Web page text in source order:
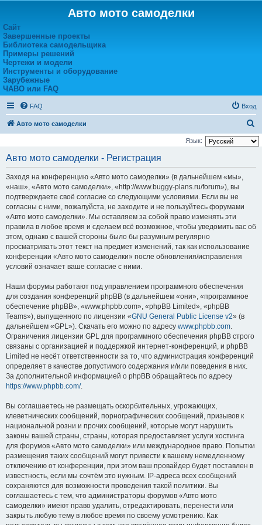
Авто мото самоделки
Сайт
Завершенные проекты
Библиотека самодельщика
Примеры решений
Чертежи и модели
Инструменты и оборудование
Зарубежные
ЧАВО или FAQ
FAQ Вход
Авто мото самоделки
о
Язык:
Авто мото самоделки - Регистрация
Заходя на конференцию «Авто мото самоделки» (в дальнейшем «мы»,
«наш», «Авто мото самоделки», «http://www.buggy-plans.ru/forum»), вы
подтверждаете своё согласие со следующими условиями. Если вы не
согласны с ними, пожалуйста, не заходите и не пользуйтесь форумами
«Авто мото самоделки». Мы оставляем за собой право изменять эти
правила в любое время и сделаем всё возможное, чтобы уведомить вас об
этом, однако с вашей стороны было бы разумным регулярно
просматривать этот текст на предмет изменений, так как использование
конференции «Авто мото самоделки» после обновления/исправления
условий означает ваше согласие с ними.
Наши форумы работают под управлением программного обеспечения
для создания конференций phpBB (в дальнейшем «они», «программное
обеспечение phpBB», «www.phpbb.com», «phpBB Limited», «phpBB
Teams»), выпущенного по лицензии «GNU General Public License v2» (в
дальнейшем «GPL»). Скачать его можно по адресу www.phpbb.com.
Ограничения лицензии GPL для программного обеспечения phpBB строго
связаны с организацией и поддержкой интернет-конференций, и phpBB
Limited не несёт ответственности за то, что администрация конференций
определяет в качестве допустимого содержания и/или поведения в них.
За дополнительной информацией о phpBB обращайтесь по адресу
https://www.phpbb.com/.
Вы соглашаетесь не размещать оскорбительных, угрожающих,
клеветнических сообщений, порнографических сообщений, призывов к
национальной розни и прочих сообщений, которые могут нарушить
законы вашей страны, страны, которая предоставляет услуги хостинга
для форумов «Авто мото самоделки» или международное право. Попытки
размещения таких сообщений могут привести к вашему немедленному
отключению от конференции, при этом ваш провайдер будет поставлен в
известность, если мы сочтём это нужным. IP-адреса всех сообщений
сохраняются для возможности проведения такой политики. Вы
соглашаетесь с тем, что администраторы форумов «Авто мото
самоделки» имеют право удалить, отредактировать, перенести или
закрыть любую тему в любое время по своему усмотрению. Как